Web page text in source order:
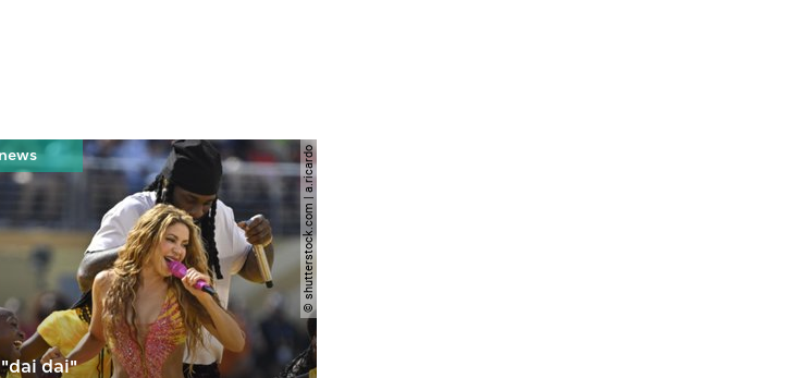
© shutterstock.com | a.ricardo
"dai dai"